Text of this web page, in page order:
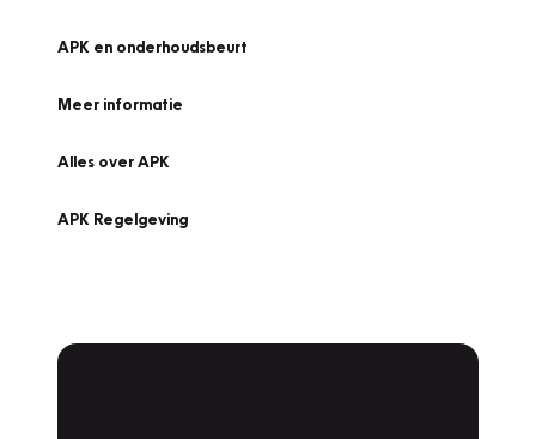
APK en onderhoudsbeurt
Meer informatie
Alles over APK
APK Regelgeving